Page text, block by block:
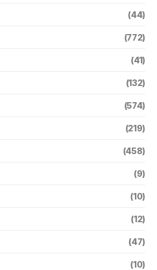
(44)
(772)
(41)
(132)
(574)
(219)
(458)
(9)
(10)
(12)
(47)
(10)